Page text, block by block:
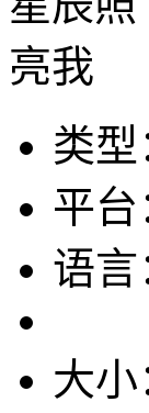
类型
平台
语言
大小